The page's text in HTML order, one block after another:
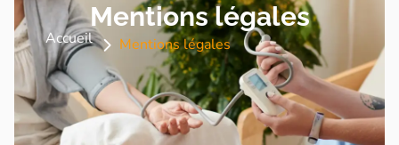
Mentions légales
Accueil Mentions légales